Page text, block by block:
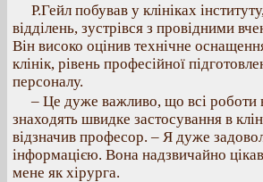
Р.Гейл побував у клініках
відділень, зустрівся з провідними
Він високо оцінив технічне
клінік, рівень професійної
персоналу.
– Це дуже важливо, що всі роботи
знаходять швидке застосування в
відзначив професор. – Я дуже
інформацією. Вона надзвичайно
мене як хірурга.